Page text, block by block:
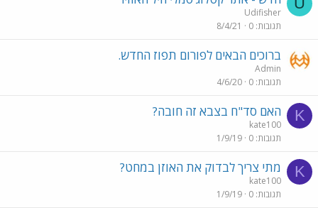
Udifisher
תגובות 0
8/4/21
ברוכים הבאים לפורום תפוז החדש.
Admin
תגובות 0
4/6/20
K האם סד"ח בצבא זה חובה?
kate100
תגובות 0
1/9/19
K מתי צריך לבדוק את האוזן במחט?
kate100
תגובות 0
1/9/19